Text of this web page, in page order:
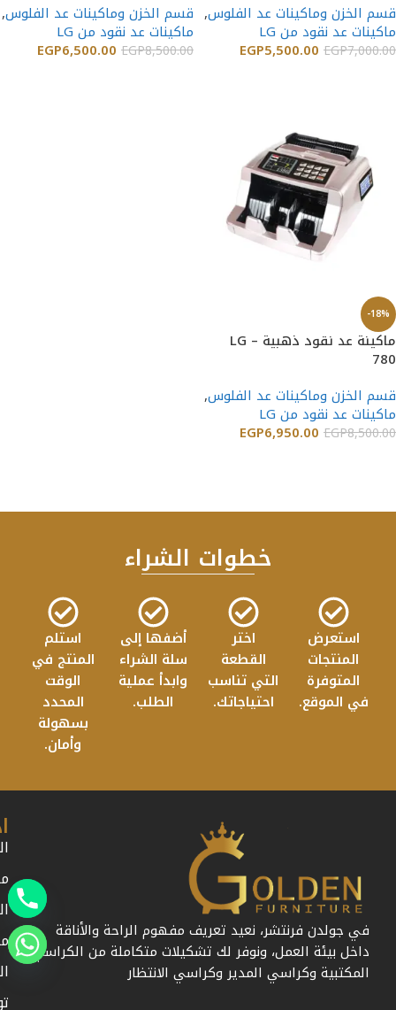
قسم الخزن وماكينات عد الفلوس,
ماكينات عد نقود من LG
EGP7,000.00
EGP5,500.00
قسم الخزن وماكينات عد الفلوس,
ماكينات عد نقود من LG
EGP8,500.00
EGP6,500.00
-18%
ماكينة عد نقود ذهبية – LG
780
قسم الخزن وماكينات عد الفلوس,
ماكينات عد نقود من LG
EGP8,500.00
EGP6,950.00
خطوات الشراء
استعرض
المنتجات
المتوفرة
في الموقع.
اختر
القطعة
التي تناسب
احتياجاتك.
أضفها إلى
سلة الشراء
وابدأ عملية
الطلب.
استلم
المنتج في
الوقت
المحدد
بسهولة
وأمان.
في جولدن فرنتشر، نعيد تعريف مفهوم الراحة والأناقة
داخل بيئة العمل، ونوفر لك تشكيلات متكاملة من الكراسي
المكتبية وكراسي المدير وكراسي الانتظار